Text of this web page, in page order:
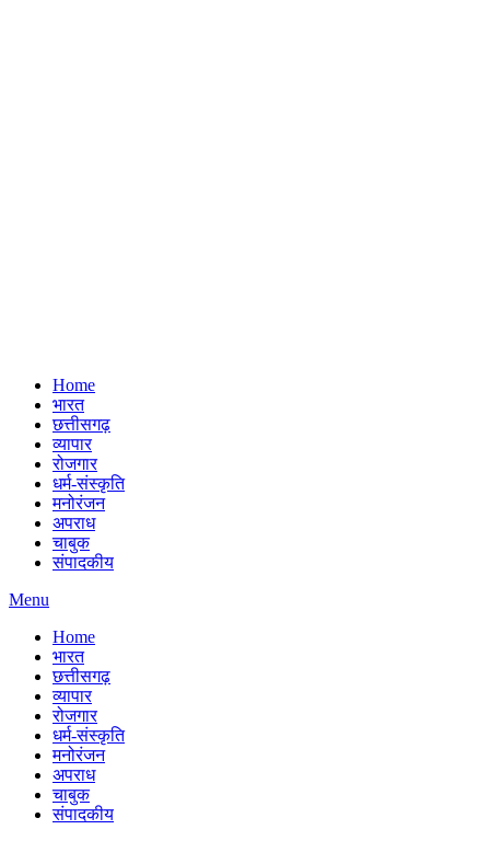
Home
भारत
छत्तीसगढ़
व्यापार
रोजगार
धर्म-संस्कृति
मनोरंजन
अपराध
चाबुक
संपादकीय
Menu
Home
भारत
छत्तीसगढ़
व्यापार
रोजगार
धर्म-संस्कृति
मनोरंजन
अपराध
चाबुक
संपादकीय